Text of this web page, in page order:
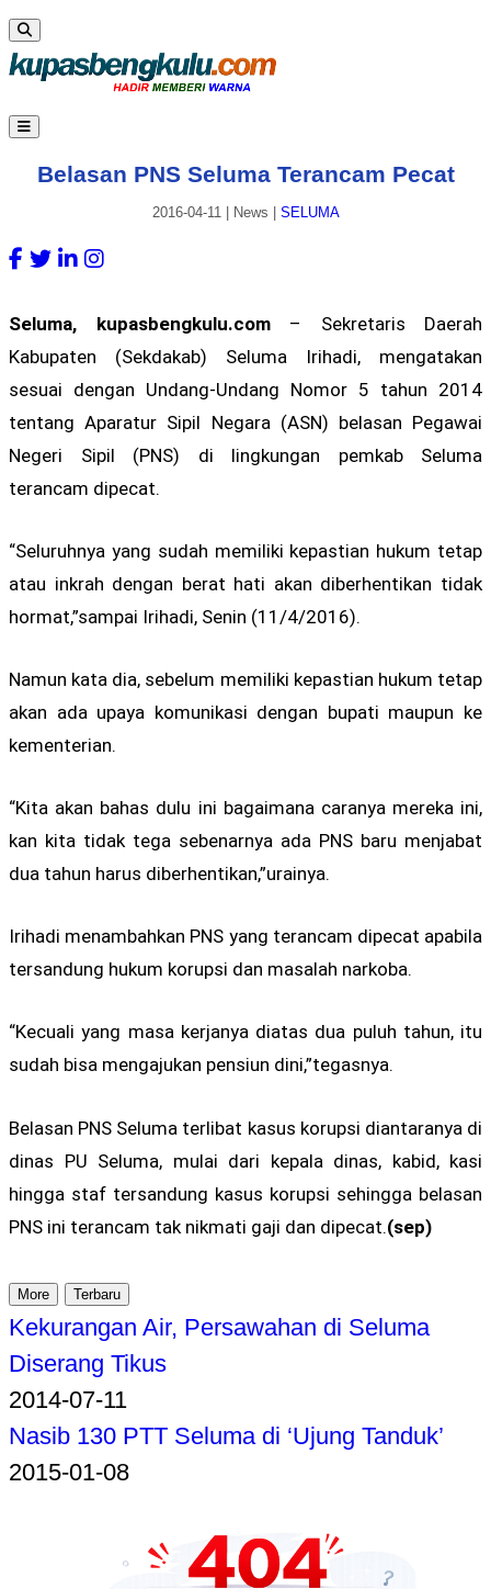
Belasan PNS Seluma Terancam Pecat
2016-04-11| News SELUMA
Seluma, kupasbengkulu.com– Sekretaris Daerah
Kabupaten (Sekdakab) Seluma Irihadi, mengatakan
sesuai dengan Undang-Undang Nomor 5 tahun 2014
tentang Aparatur Sipil Negara (ASN) belasan Pegawai
Negeri Sipil (PNS) di lingkungan pemkab Seluma
terancam dipecat.
“Seluruhnya yang sudah memiliki kepastian hukum tetap
atau inkrah dengan berat hati akan diberhentikan tidak
hormat,”sampai Irihadi, Senin (11/4/2016).
Namun kata dia, sebelum memiliki kepastian hukum tetap
akan ada upaya komunikasi dengan bupati maupun ke
kementerian.
“Kita akan bahas dulu ini bagaimana caranya mereka ini,
kan kita tidak tega sebenarnya ada PNS baru menjabat
dua tahun harus diberhentikan,”urainya.
Irihadi menambahkan PNS yang terancam dipecat apabila
tersandung hukum korupsi dan masalah narkoba.
“Kecuali yang masa kerjanya diatas dua puluh tahun, itu
sudah bisa mengajukan pensiun dini,”tegasnya.
Belasan PNS Seluma terlibat kasus korupsi diantaranya di
dinas PU Seluma, mulai dari kepala dinas, kabid, kasi
hingga staf tersandung kasus korupsi sehingga belasan
PNS ini terancam tak nikmati gaji dan dipecat.(sep)
More Terbaru
Kekurangan Air, Persawahan di Seluma
Diserang Tikus
2014-07-11
Nasib 130 PTT Seluma di ‘Ujung Tanduk’
2015-01-08